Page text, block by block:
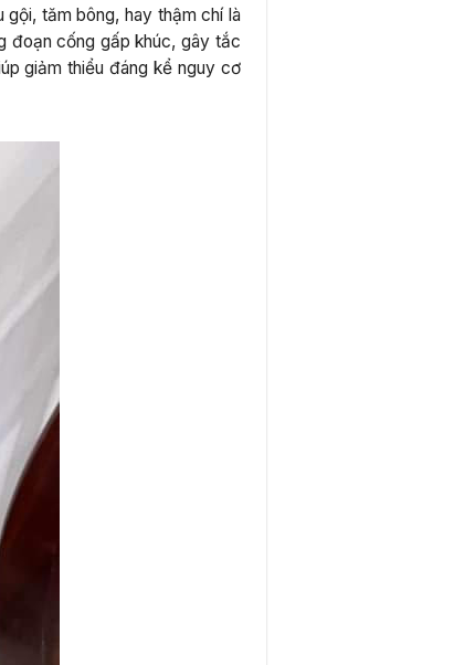
tăm bông, hay thậm chí là
đoạn cống gấp khúc, gây tắc
giảm thiểu đáng kể nguy cơ